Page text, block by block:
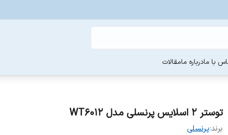
با مادرباره مامقالات
توستر 2 اسلایس پرنسلی مدل WT6012
برند:پرنسلی